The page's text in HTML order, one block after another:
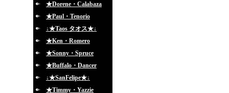
★Dorene・Calabaza
★Paul・Tenorio
↓★Taos タオス★↓
★Ken・Romero
★Sonny・Spruce
★Buffalo・Dancer
↓★SanFelipe★↓
★Timmy・Yazzie